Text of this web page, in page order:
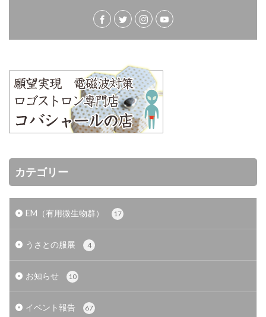
カテゴリー
EM（有用微生物群） 17
うさとの服展 4
お知らせ 10
イベント報告 67